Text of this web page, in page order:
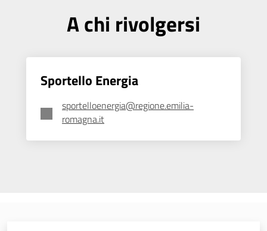
A chi rivolgersi
Sportello Energia
sportelloenergia@regione.emilia-
romagna.it